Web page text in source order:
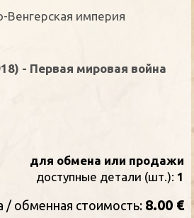
Венгерская империя
- Первая мировая война
для обмена или продажи
доступные детали (шт.): 1
/ oбменная стоимость: 8.00 €